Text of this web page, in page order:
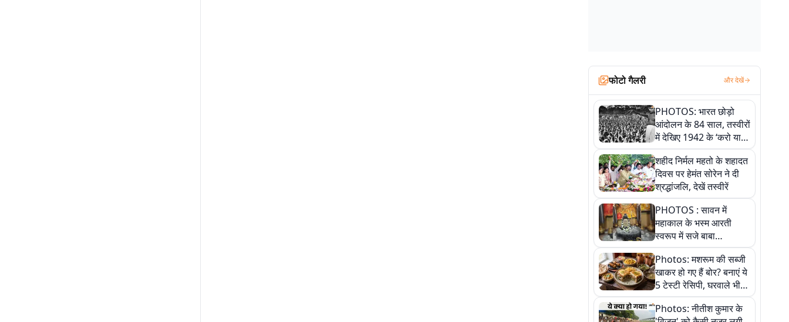
फोटो गैलरी और देखें
PHOTOS: भारत छोड़ो
आंदोलन के 84 साल, तस्वीरों
में देखिए 1942 के ‘करो या
मरो’ आंदोलन की कहानी
शहीद निर्मल महतो के शहादत
दिवस पर हेमंत सोरेन ने दी
श्रद्धांजलि, देखें तस्वीरें
PHOTOS : सावन में
महाकाल के भस्म आरती
स्वरूप में सजे बाबा
औघड़दानी, तस्वीरों में करें
अद्भुत दर्शन
Photos: मशरूम की सब्जी
खाकर हो गए हैं बोर? बनाएं ये
5 टेस्टी रेसिपी, घरवाले भी
मांगेंगे बार-बार
Photos: नीतीश कुमार के